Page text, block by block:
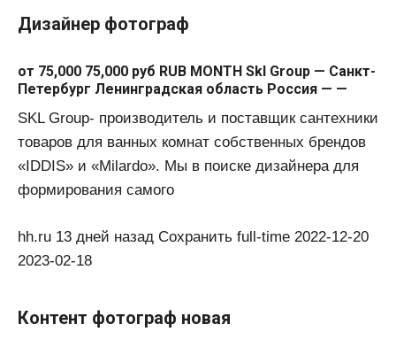
Дизайнер фотограф
от 75,000 75,000 руб RUB MONTH Skl Group — Санкт-
Петербург Ленинградская область Россия — —
SKL Group- производитель и поставщик сантехники
товаров для ванных комнат собственных брендов
«IDDIS» и «Milardo». Мы в поиске дизайнера для
формирования самого
hh.ru 13 дней назад Сохранить full-time 2022-12-20
2023-02-18
Контент фотограф новая